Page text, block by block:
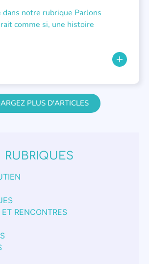
notre rubrique Parlons
comme si, une histoire
PLUS D'ARTICLES
RUBRIQUES
RENCONTRES